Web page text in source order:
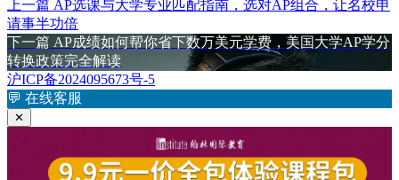
布
于
者
类
文
章
导
航
上一篇 上
篇
文
章：
AP选课与大学专业匹配指南，选对AP组合，让名校申
请事半功倍
下一篇 下
篇
文
章：
AP成绩如何帮你省下数万美元学费，美国大学AP学分
转换政策完全解读
沪ICP备2024095673号-5
💬 在线客服
✕